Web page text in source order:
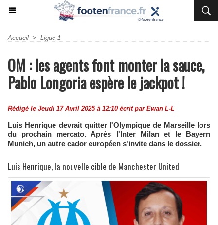
Accueil > Ligue 1
OM : les agents font monter la sauce,
Pablo Longoria espère le jackpot !
Rédigé le Jeudi 17 Avril 2025 à 12:10 écrit par Ewan L-L
Luis Henrique devrait quitter l'Olympique de Marseille lors
du prochain mercato. Après l'Inter Milan et le Bayern
Munich, un autre cador européen s'invite dans le dossier.
Luis Henrique, la nouvelle cible de Manchester United